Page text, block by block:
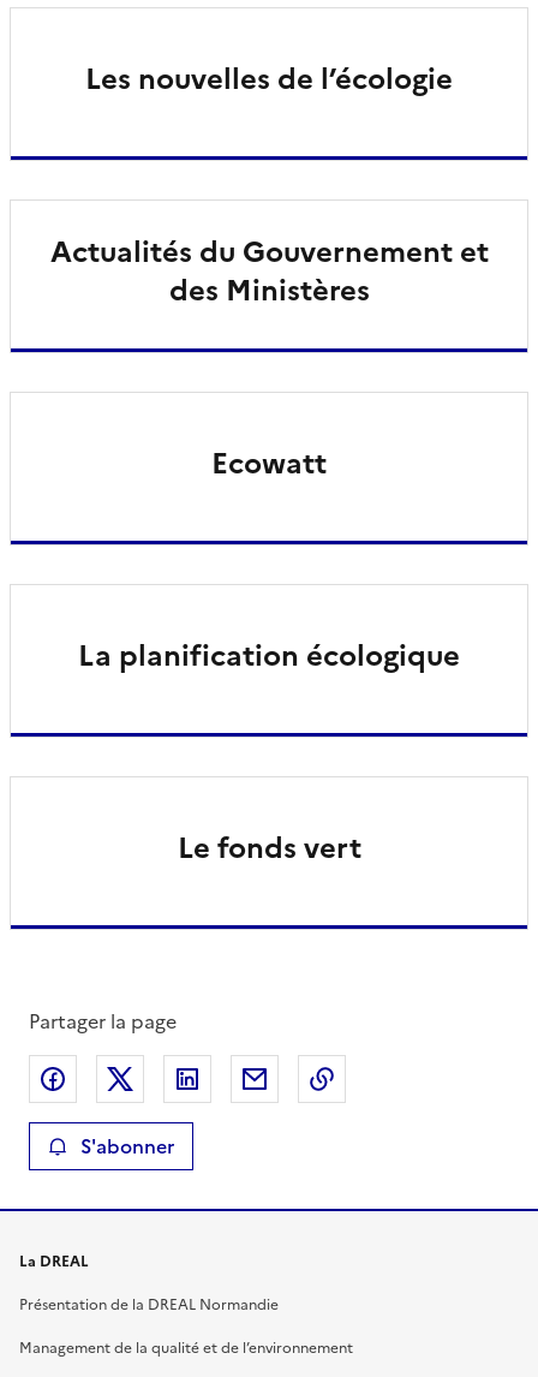
Les nouvelles de l’écologie
Actualités du Gouvernement et
des Ministères
Ecowatt
La planification écologique
Le fonds vert
Partager la page
Partager sur Facebook
Partager sur XPartager sur LinkedIn
Partager par email
S'abonner
La DREAL
Présentation de la DREAL Normandie
Management de la qualité et de l’environnement